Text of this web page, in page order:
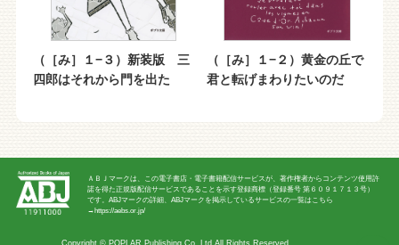
（［み］１−３）新装版 三
四郎はそれから門を出た
（［み］１−２）黄金の丘で
君と転げまわりたいのだ
ＡＢＪマークは、この電子書店・電子書籍配信サービスが、著作権者からコンテンツ使用許
諾を得た正規版配信サービスであることを示す登録商標（登録番号 第６０９１７１３号）
です。ABJマークの詳細、ABJマークを掲示しているサービスの一覧はこちら
→ https://aebs.or.jp/